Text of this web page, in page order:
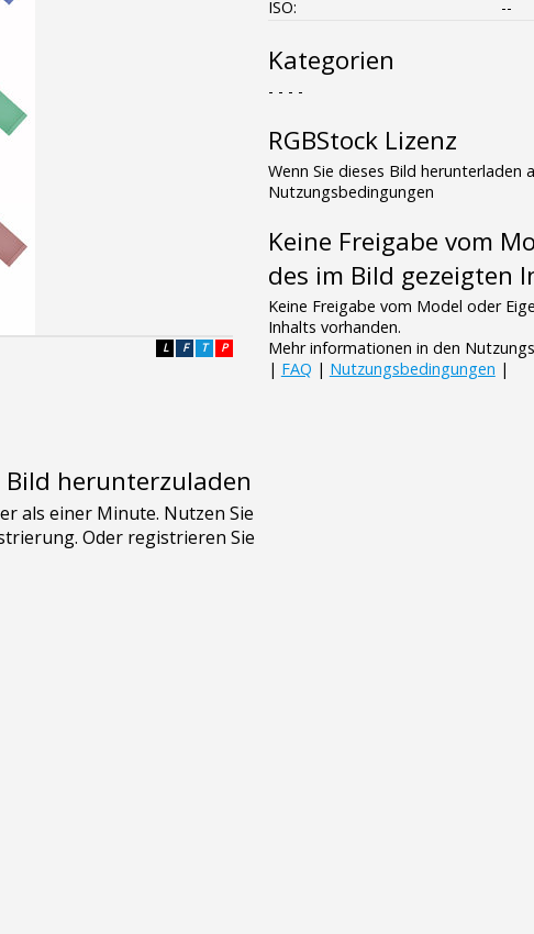
P
T
F
L
Bild herunterzuladen
ISO:
--
Kategorien
- - - -
RGBStock Lizenz
Wenn Sie dieses Bild herunterladen
Nutzungsbedingungen
Keine Freigabe vom
des im Bild gezeigten
Keine Freigabe vom Model oder
Inhalts vorhanden.
Mehr informationen in den
| FAQ | Nutzungsbedingungen |